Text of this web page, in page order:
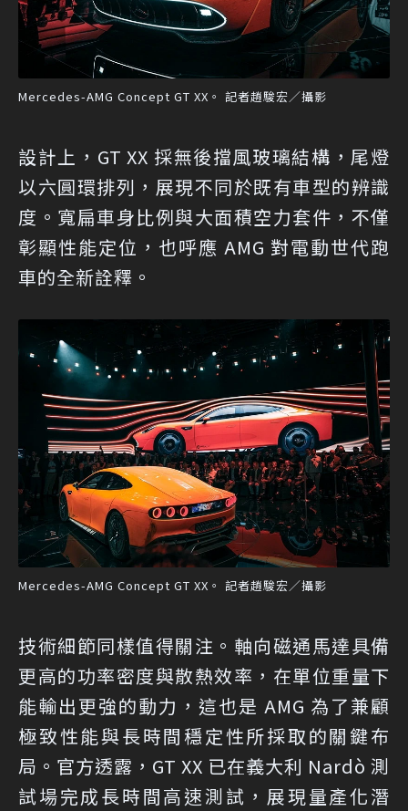
Mercedes-AMG Concept GT XX。 記者趙駿宏／攝影
設計上，GT XX 採無後擋風玻璃結構，尾燈
以六圓環排列，展現不同於既有車型的辨識
度。寬扁車身比例與大面積空力套件，不僅
彰顯性能定位，也呼應 AMG 對電動世代跑
車的全新詮釋。
Mercedes-AMG Concept GT XX。 記者趙駿宏／攝影
技術細節同樣值得關注。軸向磁通馬達具備
更高的功率密度與散熱效率，在單位重量下
能輸出更強的動力，這也是 AMG 為了兼顧
極致性能與長時間穩定性所採取的關鍵布
局。官方透露，GT XX 已在義大利 Nardò 測
試場完成長時間高速測試，展現量產化潛